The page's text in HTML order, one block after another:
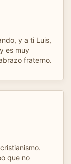
y a ti Luis,
es muy
fraterno.
que no